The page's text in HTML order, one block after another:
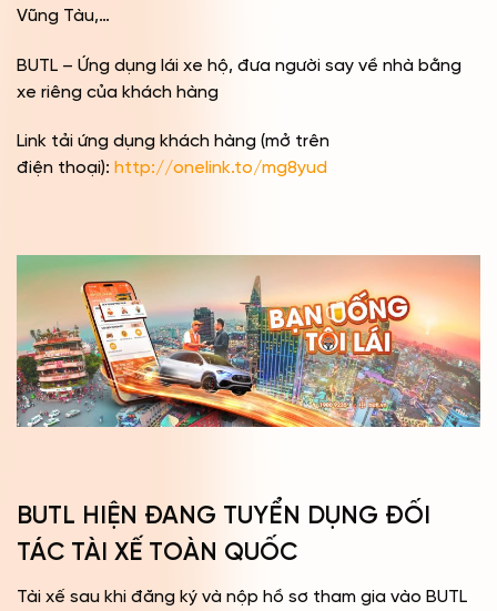
Vũng Tàu,…
BUTL – Ứng dụng lái xe hộ, đưa người say về nhà bằng
xe riêng của khách hàng
Link tải ứng dụng khách hàng (mở trên
điện thoại): http://onelink.to/mg8yud
BUTL HIỆN ĐANG TUYỂN DỤNG ĐỐI
TÁC TÀI XẾ TOÀN QUỐC
Tài xế sau khi đăng ký và nộp hồ sơ tham gia vào BUTL